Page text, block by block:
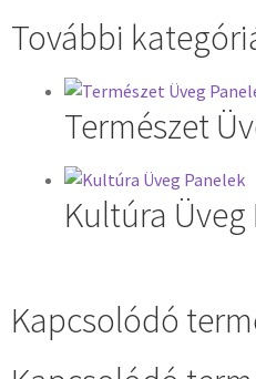
További
Természet
Kultúra Üveg
Kapcsolódó